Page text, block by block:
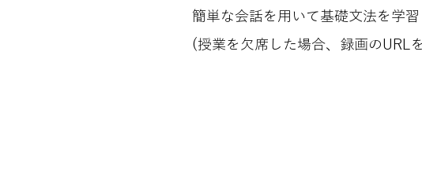
簡単な会話を用いて基礎文法を学習
(​授業を欠席した場合、録画のURL